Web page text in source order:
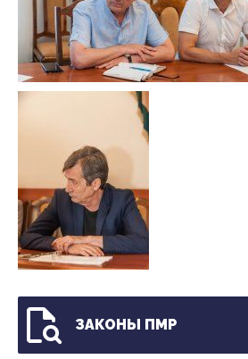
ЗАКОНЫ ПМР